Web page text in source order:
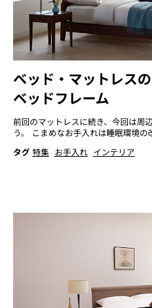
ベッド・マットレス
ベッドフレーム
前回のマットレスに続き、今回は周
う。 こまめなお手入れは睡眠環境の
タグ 特集 お手入れ インテリア